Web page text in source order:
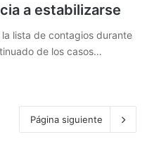
a estabilizarse
lista de contagios durante
de los casos…
Página siguiente